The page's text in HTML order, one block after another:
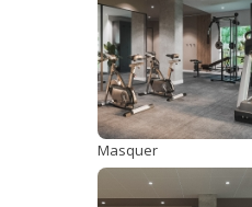
Masquer